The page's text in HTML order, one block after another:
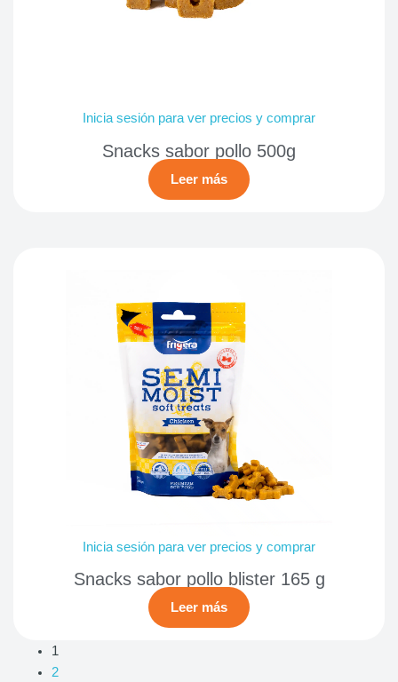
Inicia sesión para ver precios y comprar
Snacks sabor pollo 500g
Leer más
Inicia sesión para ver precios y comprar
Snacks sabor pollo blister 165 g
Leer más
1
2